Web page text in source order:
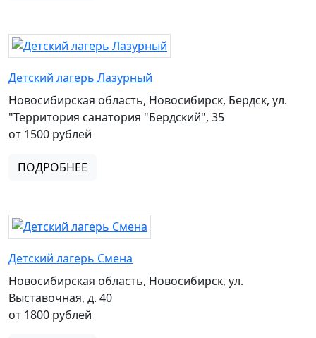
Детский лагерь Лазурный
Новосибирская область, Новосибирск, Бердск, ул.
"Территория санатория "Бердский", 35
от 1500 рублей
ПОДРОБНЕЕ
Детский лагерь Смена
Новосибирская область, Новосибирск, ул.
Выставочная, д. 40
от 1800 рублей